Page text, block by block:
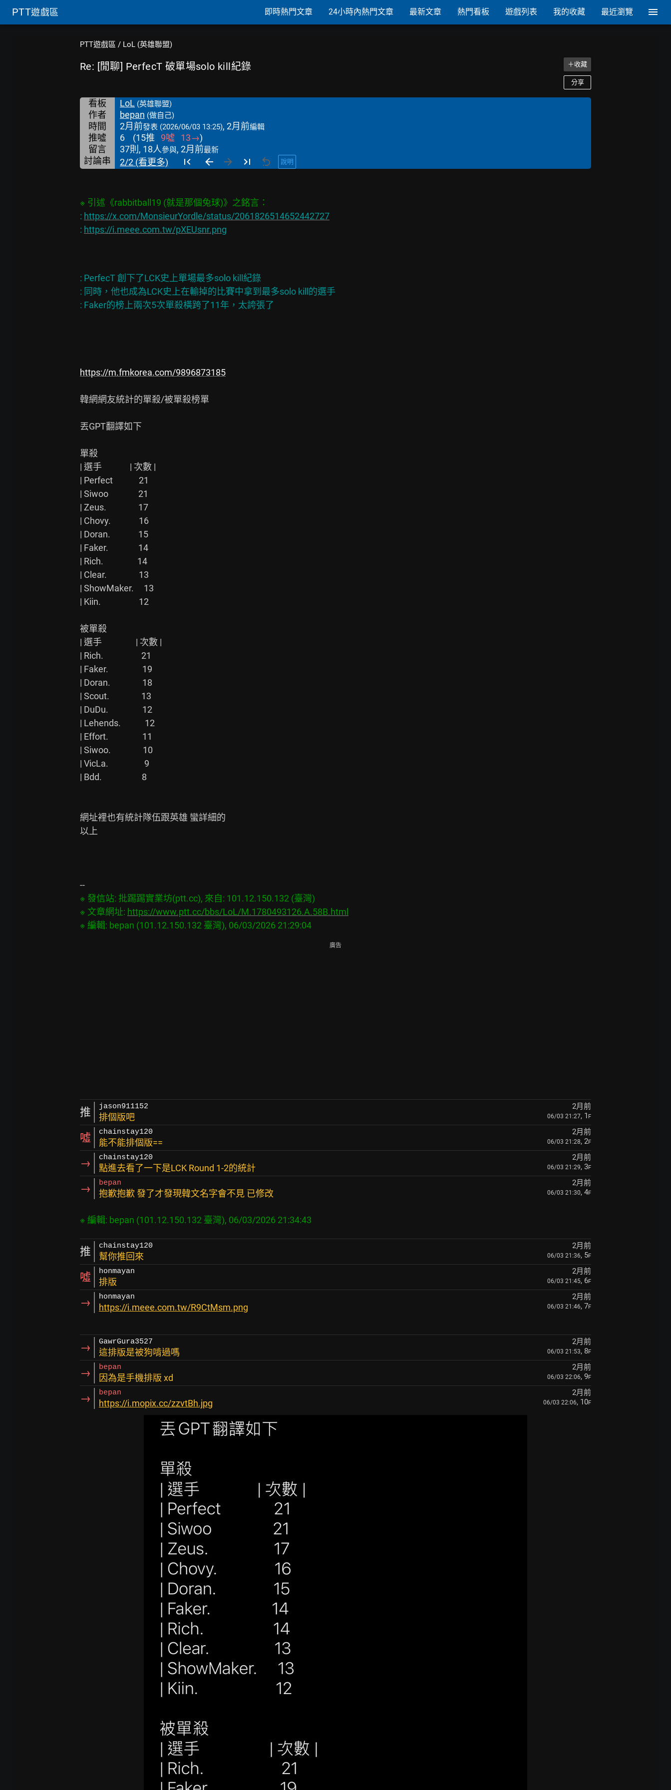
PTT遊戲區 即時熱門文章 24小時內熱門文章 最新文章 熱門看板 遊戲列表 我的收藏 最近瀏覽
PTT遊戲區 / LoL (英雄聯盟)
Re: [閒聊] PerfecT 破單場solo kill紀錄 ＋收藏
分享
看板 LoL (英雄聯盟)
作者 bepan (做自己)
時間 2月前發表 (2026/06/03 13:25), 2月前編輯
推噓 6 (15推 9噓 13→)
留言
37則, 18人參與, 2月前最新
討論串 2/2 (看更多) 說明
: https://x.com/MonsieurYordle/status/2061826514652442727
: https://i.meee.com.tw/pXEUsnr.png
: PerfecT 創下了LCK史上單場最多solo kill紀錄
: 同時，他也成為LCK史上在輸掉的比賽中拿到最多solo kill的選手
https://m.fmkorea.com/9896873185
韓網網友統計的單殺/被單殺榜單
丟GPT翻譯如下
單殺
| 選手              | 次數 |
| Perfect             21
| Siwoo               21
| Zeus.                17
| Chovy.              16
| Doran.              15
| Faker.               14
| Rich.                 14
| Clear.                13
| ShowMaker.     13
| Kiin.                   12
被單殺
| 選手                 | 次數 |
| Rich.                   21
| Faker.                 19
| Doran.                18
| Scout.                13
| DuDu.                 12
| Lehends.            12
| Effort.                 11
| Siwoo.                10
| VicLa.                  9
| Bdd.                    8
網址裡也有統計隊伍跟英雄 蠻詳細的
以上
※ 發信站: 批踢踢實業坊(ptt.cc), 來自: 101.12.150.132 (臺灣)
※ 文章網址: https://www.ptt.cc/bbs/LoL/M.1780493126.A.58B.html
廣告
推 jason911152 2月前
排個版吧 06/03 21:27, 1 F
噓 chainstay120 2月前
能不能排個版== 06/03 21:28, 2F
→ chainstay120 2月前
點進去看了一下是LCK Round 1-2的統計 06/03 21:29, 3F
→ bepan 2月前
抱歉抱歉 發了才發現韓文名字會不見 已修改 06/03 21:30, 4F
推 chainstay120 2月前
幫你推回來 06/03 21:36, 5F
噓 honmayan 2月前
排版 06/03 21:45, 6F
→ honmayan 2月前
https://i.meee.com.tw/R9CtMsm.png 06/03 21:46, 7F
→ GawrGura3527 2月前
這排版是被狗啃過嗎 06/03 21:53, 8F
→ bepan 2月前
因為是手機排版 xd 06/03 22:06, 9F
→ bepan 2月前
https://i.mopix.cc/zzvtBh.jpg 06/03 22:06, 10F